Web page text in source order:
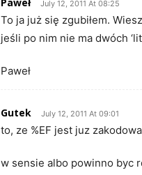
July 12, 2011 At 08:25
To ja już się zgubiłem.
jeśli po nim nie ma dwóch
Paweł
Gutek July 12, 2011 At 09:01
to, ze %EF jest juz
w sensie albo powinno byc